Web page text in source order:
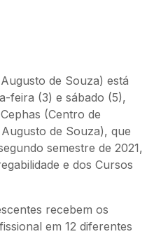
de Souza) está
feira (3) e sábado (5),
(Centro de
de Souza), que
semestre de 2021,
e dos Cursos
recebem os
em 12 diferentes